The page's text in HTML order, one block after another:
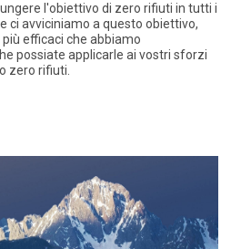
l'obiettivo di zero rifiuti in tutti i
ci avviciniamo a questo obiettivo,
efficaci che abbiamo
possiate applicarle ai vostri sforzi
zero rifiuti.